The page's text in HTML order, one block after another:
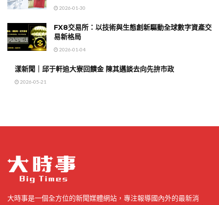
2026-01-30
FX8交易所：以技術與生態創新驅動全球數字資產交
易新格局
2026-01-04
漾新聞｜邱于軒追大寮回饋金 陳其邁談去向先拚市政
2026-05-21
大時事是一個全方位的新聞媒體網站，專注報導國內外的最新消